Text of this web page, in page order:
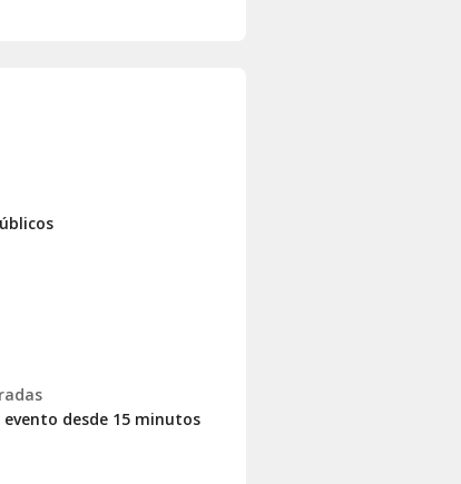
desde 15 minutos